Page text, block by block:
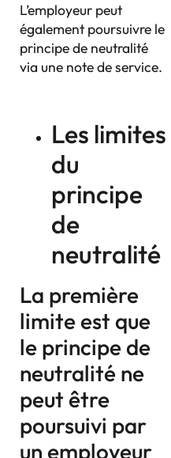
L’employeur peut
également poursuivre le
principe de neutralité
via une note de service.
Les limites
du
principe
de
neutralité
La première
limite est que
le principe de
neutralité ne
peut être
poursuivi par
un employeur